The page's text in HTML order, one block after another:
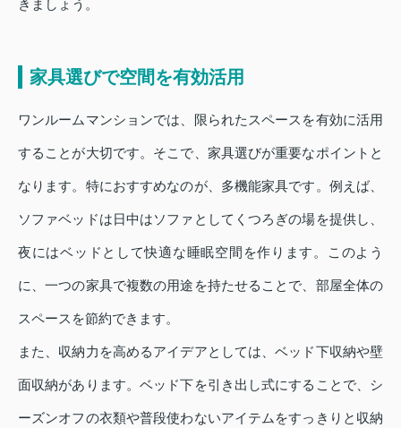
きましょう。
家具選びで空間を有効活用
ワンルームマンションでは、限られたスペースを有効に活用
することが大切です。そこで、家具選びが重要なポイントと
なります。特におすすめなのが、多機能家具です。例えば、
ソファベッドは日中はソファとしてくつろぎの場を提供し、
夜にはベッドとして快適な睡眠空間を作ります。このよう
に、一つの家具で複数の用途を持たせることで、部屋全体の
スペースを節約できます。
また、収納力を高めるアイデアとしては、ベッド下収納や壁
面収納があります。ベッド下を引き出し式にすることで、シ
ーズンオフの衣類や普段使わないアイテムをすっきりと収納